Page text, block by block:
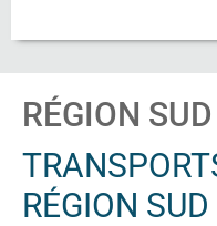
RÉGION SUD
RÉGION SUD